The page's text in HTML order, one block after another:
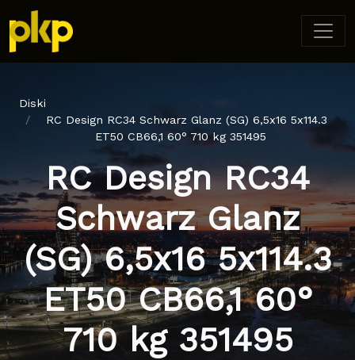
Diski
RC Design RC34 Schwarz Glanz (SG) 6,5x16 5x114.3
ET50 CB66,1 60° 710 kg 351495
RC Design RC34
Schwarz Glanz
(SG) 6,5x16 5x114.3
ET50 CB66,1 60°
710 kg 351495